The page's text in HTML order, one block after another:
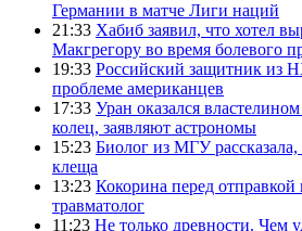
Германии в матче Лиги наций
21:33 Хабиб заявил, что хотел
Макгрегору во время болевого
19:33 Российский защитник из
проблеме американцев
17:33 Уран оказался
колец, заявляют астрономы
15:23 Биолог из МГУ рассказала,
клеща
13:23 Кокорина перед
травматолог
11:23 Не только древности. Чем